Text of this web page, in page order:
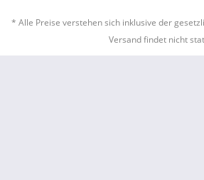
* Alle Preise verstehen sich inklusive der
Versand findet nicht